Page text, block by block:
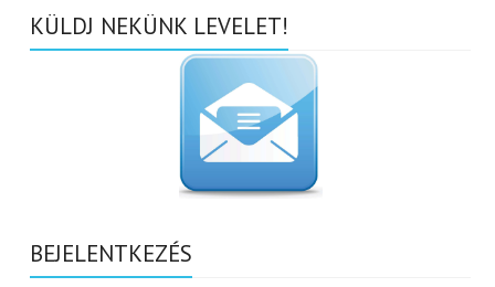
KÜLDJ NEKÜNK LEVELET!
BEJELENTKEZÉS